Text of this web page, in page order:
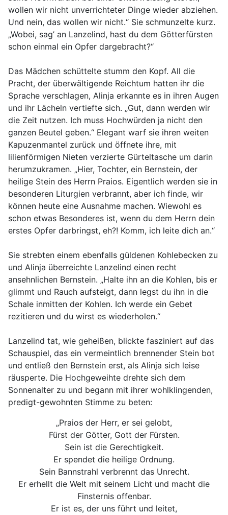
wollen wir nicht unverrichteter Dinge wieder abziehen.
Und nein, das wollen wir nicht.“ Sie schmunzelte kurz.
„Wobei, sag’ an Lanzelind, hast du dem Götterfürsten
schon einmal ein Opfer dargebracht?“
Das Mädchen schüttelte stumm den Kopf. All die
Pracht, der überwältigende Reichtum hatten ihr die
Sprache verschlagen, Alinja erkannte es in ihren Augen
und ihr Lächeln vertiefte sich. „Gut, dann werden wir
die Zeit nutzen. Ich muss Hochwürden ja nicht den
ganzen Beutel geben.“ Elegant warf sie ihren weiten
Kapuzenmantel zurück und öffnete ihre, mit
lilienförmigen Nieten verzierte Gürteltasche um darin
herumzukramen. „Hier, Tochter, ein Bernstein, der
heilige Stein des Herrn Praios. Eigentlich werden sie in
besonderen Liturgien verbrannt, aber ich finde, wir
können heute eine Ausnahme machen. Wiewohl es
schon etwas Besonderes ist, wenn du dem Herrn dein
erstes Opfer darbringst, eh?! Komm, ich leite dich an.“
Sie strebten einem ebenfalls güldenen Kohlebecken zu
und Alinja überreichte Lanzelind einen recht
ansehnlichen Bernstein. „Halte ihn an die Kohlen, bis er
glimmt und Rauch aufsteigt, dann legst du ihn in die
Schale inmitten der Kohlen. Ich werde ein Gebet
rezitieren und du wirst es wiederholen.“
Lanzelind tat, wie geheißen, blickte fasziniert auf das
Schauspiel, das ein vermeintlich brennender Stein bot
und entließ den Bernstein erst, als Alinja sich leise
räusperte. Die Hochgeweihte drehte sich dem
Sonnenalter zu und begann mit ihrer wohlklingenden,
predigt-gewohnten Stimme zu beten:
„Praios der Herr, er sei gelobt,
Fürst der Götter, Gott der Fürsten.
Sein ist die Gerechtigkeit.
Er spendet die heilige Ordnung.
Sein Bannstrahl verbrennt das Unrecht.
Er erhellt die Welt mit seinem Licht und macht die
Finsternis offenbar.
Er ist es, der uns führt und leitet,